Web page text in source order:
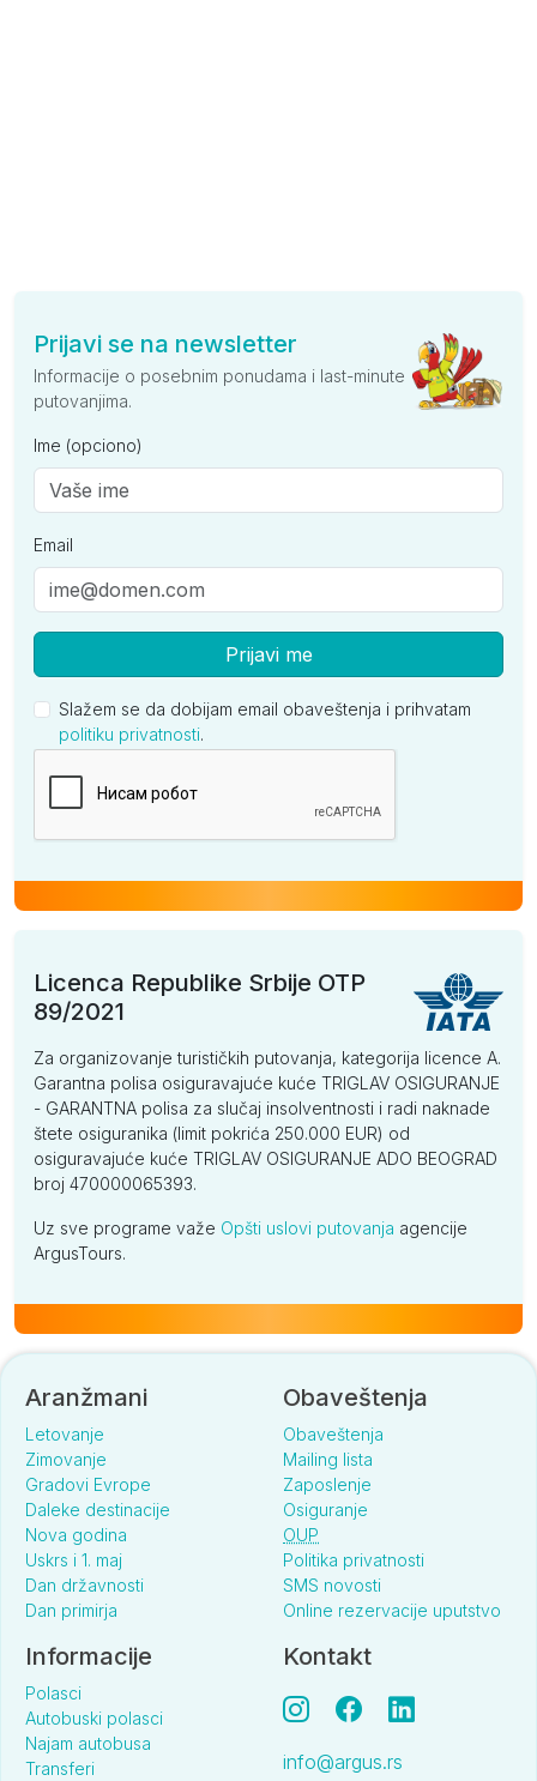
Prijavi se na newsletter
Informacije o posebnim ponudama i last-minute
putovanjima.
Ime (opciono)
Email
Prijavi me
Slažem se da dobijam email obaveštenja i prihvatam
politiku privatnosti.
Licenca Republike Srbije OTP
89/2021
Za organizovanje turističkih putovanja, kategorija licence A.
Garantna polisa osiguravajuće kuće TRIGLAV OSIGURANJE
- GARANTNA polisa za slučaj insolventnosti i radi naknade
štete osiguranika (limit pokrića 250.000 EUR) od
osiguravajuće kuće TRIGLAV OSIGURANJE ADO BEOGRAD
broj 470000065393.
Uz sve programe važe Opšti uslovi putovanja agencije
ArgusTours.
Aranžmani
Letovanje
Zimovanje
Gradovi Evrope
Daleke destinacije
Nova godina
Uskrs i 1. maj
Dan državnosti
Dan primirja
Obaveštenja
Obaveštenja
Mailing lista
Zaposlenje
Osiguranje
OUP
Politika privatnosti
SMS novosti
Online rezervacije uputstvo
Informacije
Polasci
Autobuski polasci
Najam autobusa
Transferi
Kontakt
info@argus.rs